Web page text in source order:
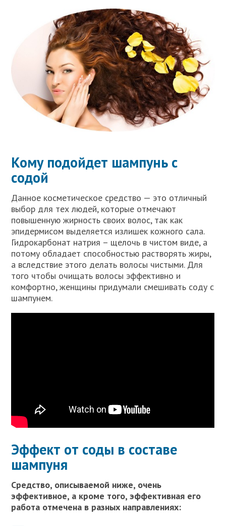
Кому подойдет шампунь с
содой
Данное косметическое средство — это отличный
выбор для тех людей, которые отмечают
повышенную жирность своих волос, так как
эпидермисом выделяется излишек кожного сала.
Гидрокарбонат натрия – щелочь в чистом виде, а
потому обладает способностью растворять жиры,
а вследствие этого делать волосы чистыми. Для
того чтобы очищать волосы эффективно и
комфортно, женщины придумали смешивать соду с
шампунем.
Эффект от соды в составе
шампуня
Средство, описываемой ниже, очень
эффективное, а кроме того, эффективная его
работа отмечена в разных направлениях: